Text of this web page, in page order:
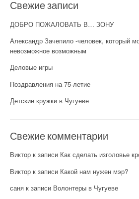
Свежие записи
ДОБРО ПОЖАЛОВАТЬ В… ЗОНУ
Александр Зачепило -человек, который
невозможное возможным
Деловые игры
Поздравления на 75-летие
Детские кружки в Чугуеве
Свежие комментарии
Виктор к записи Как сделать изголовье
Виктор к записи Какой нам нужен мэр?
саня к записи Волонтеры в Чугуеве